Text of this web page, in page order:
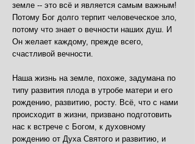
земле -- это всё и является самым важным!
Потому Бог долго терпит человеческое зло,
потому что знает о вечности наших душ. И
Он желает каждому, прежде всего,
счастливой вечности.
Наша жизнь на земле, похоже, задумана по
типу развития плода в утробе матери и его
рождению, развитию, росту. Всё, что с нами
происходит в жизни, призвано подготовить
нас к встрече с Богом, к духовному
рождению от Духа Святого и развитию, и